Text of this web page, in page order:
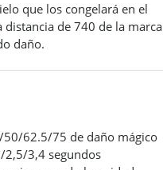
que los congelará en el
de 740 de la marca
daño.
50/62.5/75 de daño mágico
2,5/3,4 segundos